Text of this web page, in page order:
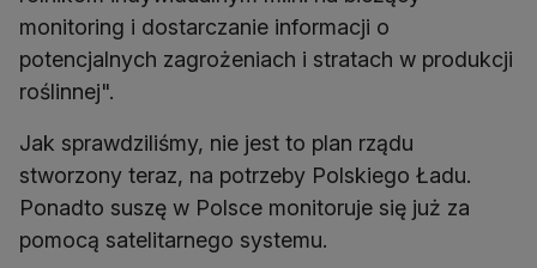
monitoring i dostarczanie informacji o
potencjalnych zagrożeniach i stratach w produkcji
roślinnej".
Jak sprawdziliśmy, nie jest to plan rządu
stworzony teraz, na potrzeby Polskiego Ładu.
Ponadto suszę w Polsce monitoruje się już za
pomocą satelitarnego systemu.